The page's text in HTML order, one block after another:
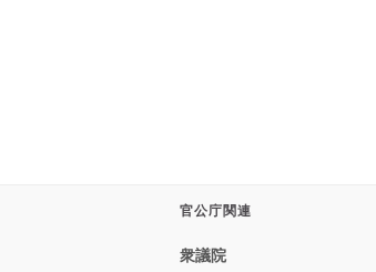
官公庁関連
衆議院